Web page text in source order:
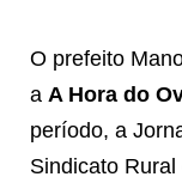
O prefeito
a A Hora do
período, a
Sindicato